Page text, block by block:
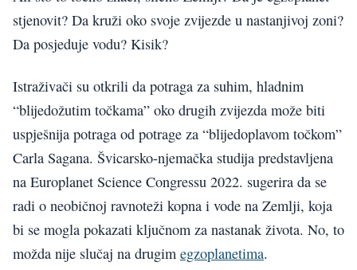
stjenovit? Da kruži oko svoje zvijezde u nastanjivoj zoni?
Da posjeduje vodu? Kisik?
Istraživači su otkrili da potraga za suhim, hladnim
“blijedožutim točkama” oko drugih zvijezda može biti
uspješnija potraga od potrage za “blijedoplavom točkom”
Carla Sagana. Švicarsko-njemačka studija predstavljena
na Europlanet Science Congressu 2022. sugerira da se
radi o neobičnoj ravnoteži kopna i vode na Zemlji, koja
bi se mogla pokazati ključnom za nastanak života. No, to
možda nije slučaj na drugim egzoplanetima.